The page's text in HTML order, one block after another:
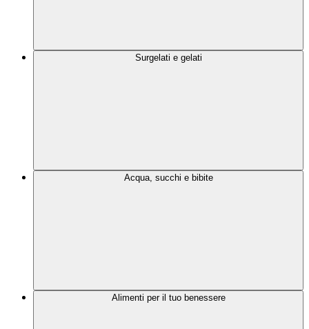
Surgelati e gelati
Acqua, succhi e bibite
Alimenti per il tuo benessere